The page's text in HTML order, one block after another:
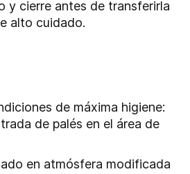
y cierre antes de transferirla
alto cuidado.
de máxima higiene:
de palés en el área de
en atmósfera modificada